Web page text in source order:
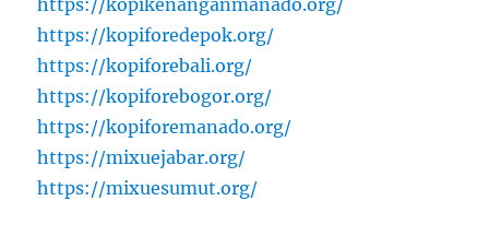
https://kopiforedepok.org/
https://kopiforebali.org/
https://kopiforebogor.org/
https://kopiforemanado.org/
https://mixuejabar.org/
https://mixuesumut.org/